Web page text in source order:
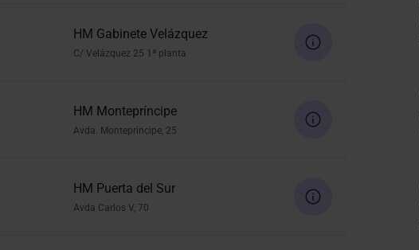
HM Gabinete Velázquez
C/ Velázquez 25 1ª planta
HM Montepríncipe
Avda. Monteprincipe, 25
HM Puerta del Sur
Avda Carlos V, 70